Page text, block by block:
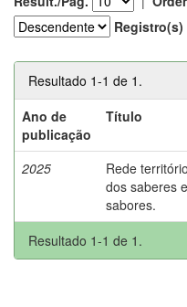
Registro(s)
Resultado 1-1 de 1.
Ano de
publicação
Título
2025
Rede
dos saberes e
sabores.
Resultado 1-1 de 1.